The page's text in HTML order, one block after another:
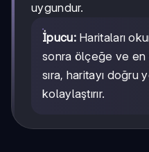
uygundur.
İpucu:Haritaları
sonra ölçeğe ve en
sıra, haritayı doğru
kolaylaştırır.